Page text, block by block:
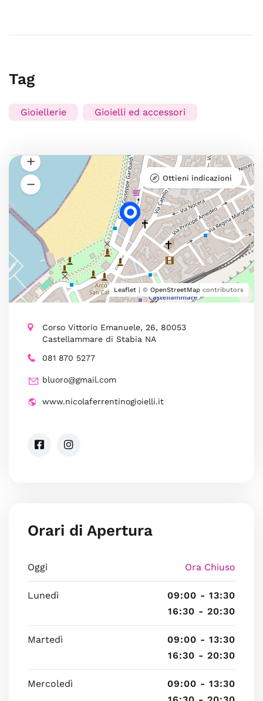
Tag
Gioiellerie Gioielli ed accessori
Leaflet | © OpenStreetMap contributors
Ottieni indicazioni
Corso Vittorio Emanuele, 26, 80053
Castellammare di Stabia NA
081 870 5277
bluoro@gmail.com
www.nicolaferrentinogioielli.it
Orari di Apertura
Oggi Ora Chiuso
Lunedì
09:00 - 13:30
16:30 - 20:30
Martedì
09:00 - 13:30
16:30 - 20:30
Mercoledì
09:00 - 13:30